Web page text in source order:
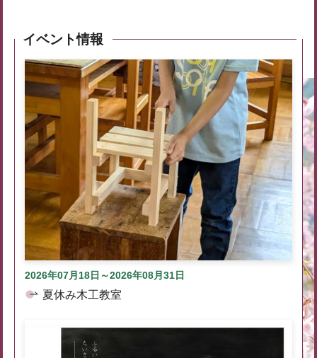
イベント情報
2026年07月18日～2026年08月31日
夏休み木工教室